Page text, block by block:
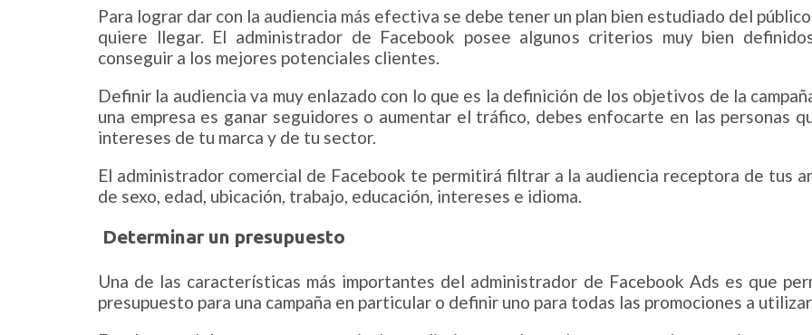
Para lograr dar con la audiencia más efectiva se debe tener un plan bien estudiado del
quiere llegar. El administrador de Facebook posee algunos criterios muy bien
conseguir a los mejores potenciales clientes.
Definir la audiencia va muy enlazado con lo que es la definición de los objetivos de la
una empresa es ganar seguidores o aumentar el tráfico, debes enfocarte en las personas
intereses de tu marca y de tu sector.
El administrador comercial de Facebook te permitirá filtrar a la audiencia receptora de tus
de sexo, edad, ubicación, trabajo, educación, intereses e idioma.
Determinar un presupuesto
Una de las características más importantes del administrador de Facebook Ads es que
presupuesto para una campaña en particular o definir uno para todas las promociones a